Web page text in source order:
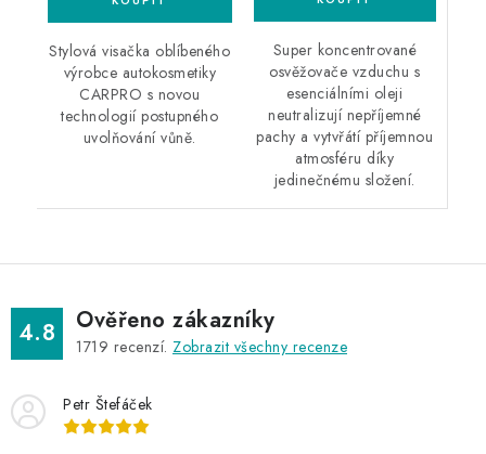
Stylová visačka oblíbeného
výrobce autokosmetiky
CARPRO s novou
technologií postupného
uvolňování vůně.
Super koncentrované
osvěžovače vzduchu s
esenciálními oleji
neutralizují nepříjemné
pachy a vytvřátí příjemnou
atmosféru díky
jedinečnému složení.
4.8 Ověřeno zákazníky
1719 recenzí. Zobrazit všechny recenze
Petr Štefáček